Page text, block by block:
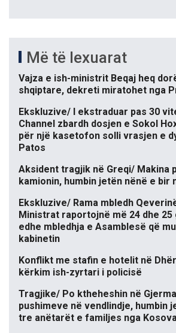
Më të lexuarat
Vajza e ish-ministrit Beqaj heq
shqiptare, dekreti miratohet nga
Ekskluzive/ I ekstraduar pas 30
Channel zbardh dosjen e Sokol
për një kasetofon solli vrasjen e
Patos
Aksident tragjik në Greqi/ Makina
kamionin, humbin jetën nënë e bir
Ekskluzive/ Rama mbledh
Ministrat raportojnë më 24 dhe
edhe mbledhja e Asamblesë që
kabinetin
Konflikt me stafin e hotelit në
kërkim ish-zyrtari i policisë
Tragjike/ Po ktheheshin në
pushimeve në vendlindje, humbin
tre anëtarët e familjes nga